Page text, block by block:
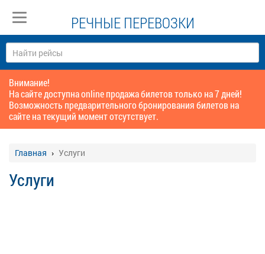
РЕЧНЫЕ ПЕРЕВОЗКИ
Внимание!
На сайте доступна online продажа билетов только на 7 дней!
Возможность предварительного бронирования билетов на
сайте на текущий момент отсутствует.
Главная Услуги
Услуги